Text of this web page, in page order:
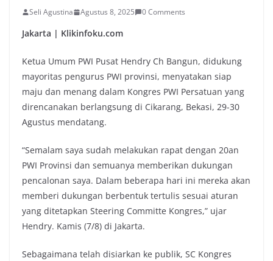
Seli Agustina Agustus 8, 2025 0 Comments
Jakarta | Klikinfoku.com
Ketua Umum PWI Pusat Hendry Ch Bangun, didukung
mayoritas pengurus PWI provinsi, menyatakan siap
maju dan menang dalam Kongres PWI Persatuan yang
direncanakan berlangsung di Cikarang, Bekasi, 29-30
Agustus mendatang.
“Semalam saya sudah melakukan rapat dengan 20an
PWI Provinsi dan semuanya memberikan dukungan
pencalonan saya. Dalam beberapa hari ini mereka akan
memberi dukungan berbentuk tertulis sesuai aturan
yang ditetapkan Steering Committe Kongres,” ujar
Hendry. Kamis (7/8) di Jakarta.
Sebagaimana telah disiarkan ke publik, SC Kongres